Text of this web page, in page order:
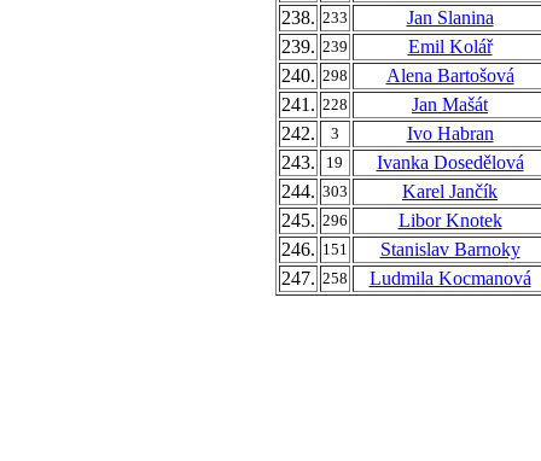
238. 233
Jan Slanina
239. 239
Emil Kolář
240. 298
Alena Bartošová
241. 228
Jan Mašát
242.
3
Ivo Habran
243.
19
Ivanka Dosedělová
244. 303
Karel Jančík
245. 296
Libor Knotek
246. 151
Stanislav Barnoky
247. 258 Ludmila Kocmanová